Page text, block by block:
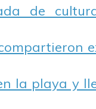
de
la playa y